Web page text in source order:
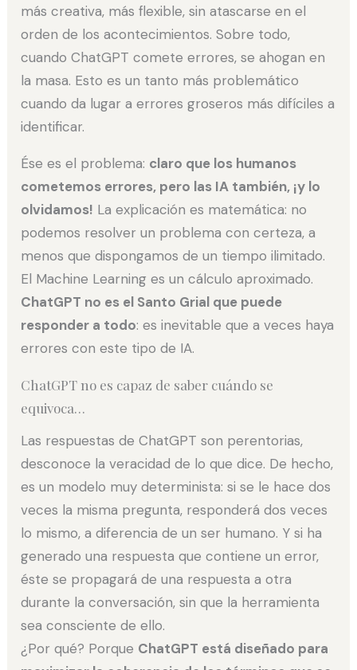
más creativa, más flexible, sin atascarse en el
orden de los acontecimientos. Sobre todo,
cuando ChatGPT comete errores, se ahogan en
la masa. Esto es un tanto más problemático
cuando da lugar a errores groseros más difíciles a
identificar.
Ése es el problema: claro que los humanos
cometemos errores, pero las IA también, ¡y lo
olvidamos! La explicación es matemática: no
podemos resolver un problema con certeza, a
menos que dispongamos de un tiempo ilimitado.
El Machine Learning es un cálculo aproximado.
ChatGPT no es el Santo Grial que puede
responder a todo: es inevitable que a veces haya
errores con este tipo de IA.
ChatGPT no es capaz de saber cuándo se
equivoca…
Las respuestas de ChatGPT son perentorias,
desconoce la veracidad de lo que dice. De hecho,
es un modelo muy determinista: si se le hace dos
veces la misma pregunta, responderá dos veces
lo mismo, a diferencia de un ser humano. Y si ha
generado una respuesta que contiene un error,
éste se propagará de una respuesta a otra
durante la conversación, sin que la herramienta
sea consciente de ello.
¿Por qué? Porque ChatGPT está diseñado para